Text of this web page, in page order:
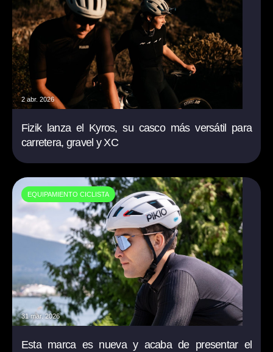
2 abr. 2026
Fizik lanza el Kyros, su casco más versátil para
carretera, gravel y XC
EQUIPAMIENTO CICLISTA
31 mar. 2026
Esta marca es nueva y acaba de presentar el